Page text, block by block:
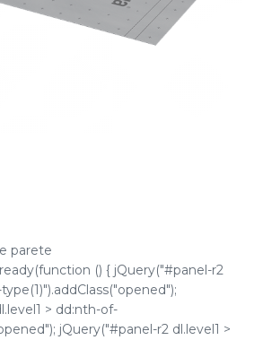
parete
() { jQuery("#panel-r2
> dd:nth-of-
jQuery("#panel-r2 dl.level1 >